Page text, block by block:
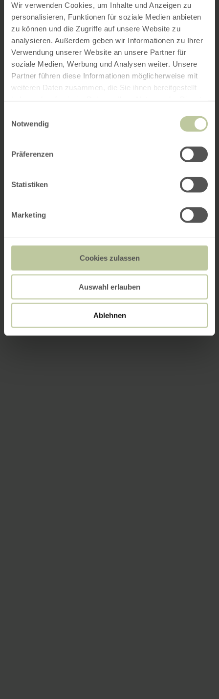
Wir verwenden Cookies, um Inhalte und Anzeigen zu
personalisieren, Funktionen für soziale Medien anbieten
zu können und die Zugriffe auf unsere Website zu
analysieren. Außerdem geben wir Informationen zu Ihrer
Verwendung unserer Website an unsere Partner für
soziale Medien, Werbung und Analysen weiter. Unsere
Partner führen diese Informationen möglicherweise mit
weiteren Daten zusammen, die Sie ihnen bereitgestellt
Notwendig
Präferenzen
Statistiken
Marketing
Cookies zulassen
Auswahl erlauben
Ablehnen